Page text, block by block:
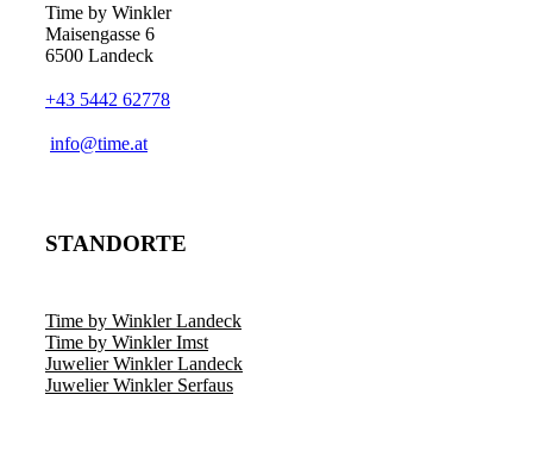
Time by Winkler
Maisengasse 6
6500 Landeck
+43 5442 62778
­info@time.at
STANDORTE
Time by Winkler Landeck
Time by Winkler Imst
Juwelier Winkler Landeck
Juwelier Winkler Serfaus